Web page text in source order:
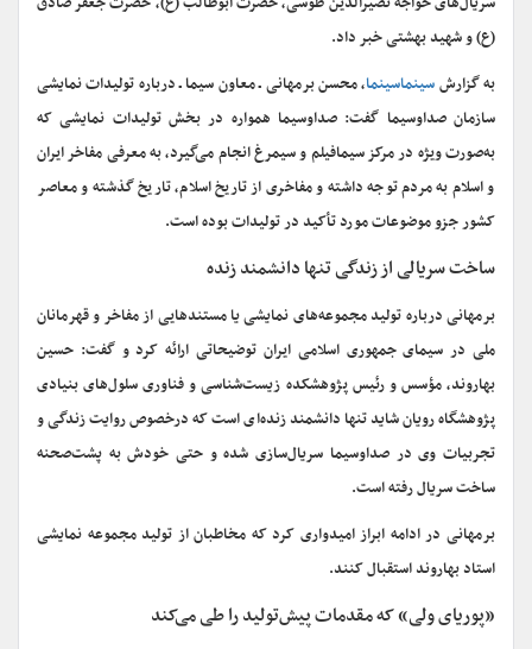
(ع) و شهید بهشتی خبر داد.
به گزارشسینماسینما، محسن برمهانی ـ معاون سیما ـ درباره تولیدات نمایشی
سازمان صداوسیما گفت: صداوسیما همواره در بخش تولیدات نمایشی که
به‌صورت ویژه در مرکز سیمافیلم و سیمرغ انجام می‌گیرد، به معرفی مفاخر ایران
و اسلام به مردم توجه داشته و مفاخری از تاریخ اسلام، تاریخ گذشته و معاصر
کشور جزو موضوعات مورد تأکید در تولیدات بوده است.
ساخت سریالی از زندگی تنها دانشمند زنده‌
برمهانی درباره تولید مجموعه‌های نمایشی یا مستندهایی از مفاخر و قهرمانان
ملی در سیمای جمهوری اسلامی ایران توضیحاتی ارائه کرد و گفت: حسین
بهاروند، مؤسس و رئیس پژوهشکده زیست‌شناسی و فناوری سلول‌های بنیادی
پژوهشگاه رویان شاید تنها دانشمند زنده‌ای است که درخصوص روایت زندگی و
تجربیات وی در صداوسیما سریال‌سازی شده و حتی خودش به پشت‌صحنه
ساخت سریال رفته‌ است.
برمهانی در ادامه ابراز امیدواری کرد که مخاطبان از تولید مجموعه نمایشی
استاد بهاروند استقبال کنند.
«پوریای ولی» که مقدمات پیش‌تولید را طی می‌کند